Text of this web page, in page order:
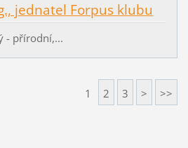
jednatel Forpus klubu
- přírodní,...
1 2 3 > >>